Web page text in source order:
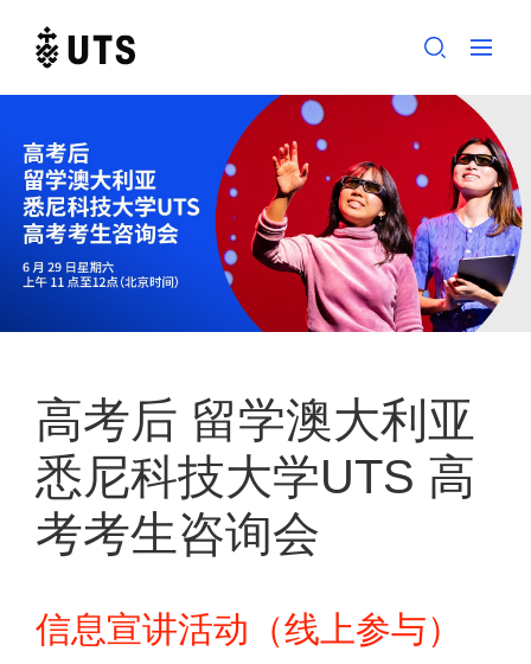
content
高考后 留学澳大利亚
悉尼科技大学UTS 高
考考生咨询会
信息宣讲活动（线上参与）